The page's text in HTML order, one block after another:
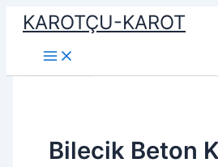
İçeriğe
atla
KAROTÇU-KAROT
Bilecik Beton